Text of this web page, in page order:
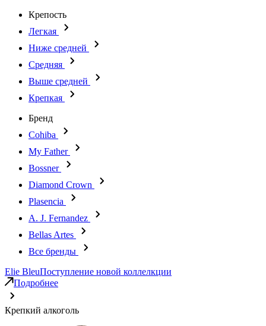
Крепость
Легкая
Ниже средней
Средняя
Выше средней
Крепкая
Бренд
Cohiba
My Father
Bossner
Diamond Crown
Plasencia
A. J. Fernandez
Bellas Artes
Все бренды
Elie BleuПоступление новой коллелкции
Подробнее
Крепкий алкоголь